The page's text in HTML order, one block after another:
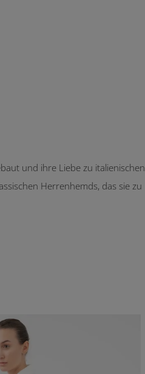
und ihre Liebe zu italienischen
Herrenhemds, das sie zu